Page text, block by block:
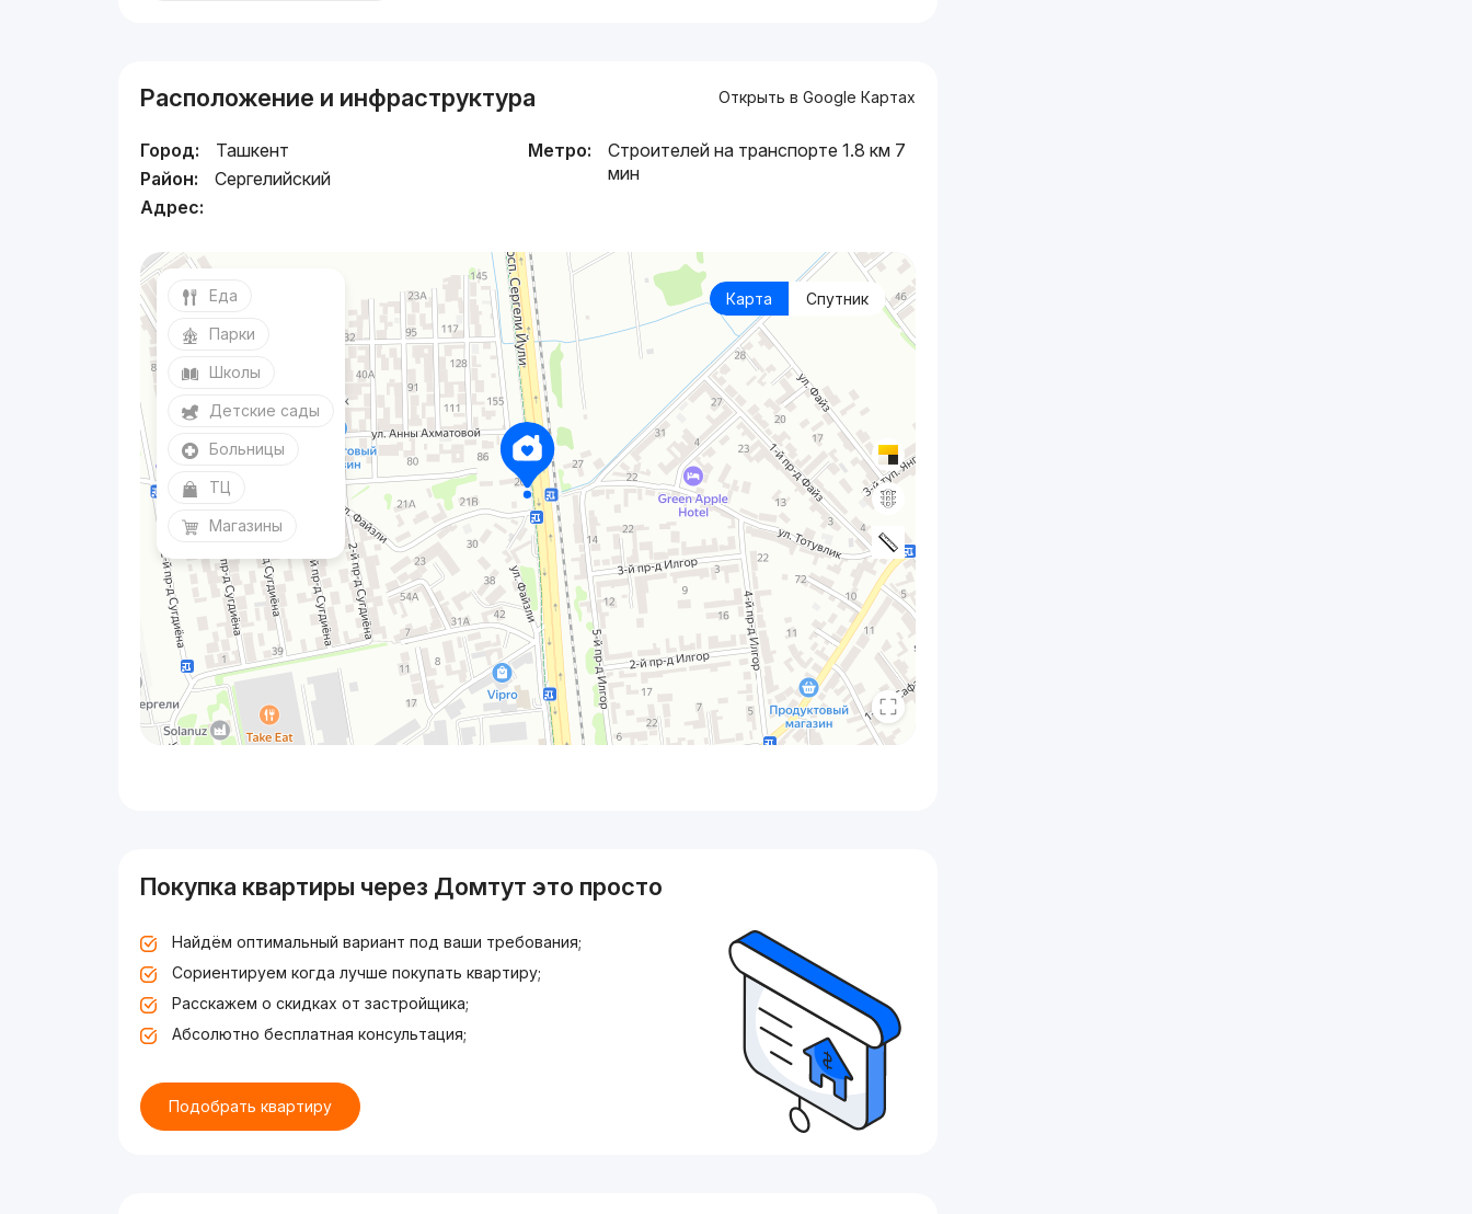
Расположение и инфраструктура Открыть в Google Картах
Город:
Ташкент
Район:
Сергелийский
Адрес:
Метро:
Строителей на транспорте 1.8 км 7
мин
Карта Спутник
Еда
Парки
Школы
Детские сады
Больницы
ТЦ
Магазины
Покупка квартиры через Домтут это просто
Найдём оптимальный вариант под ваши требования;
Сориентируем когда лучше покупать квартиру;
Расскажем о скидках от застройщика;
Абсолютно бесплатная консультация;
Подобрать квартиру